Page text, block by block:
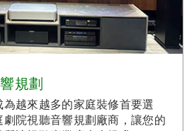
規劃
越來越多的家庭裝修首要選
院視聽音響規劃廠商，讓您的